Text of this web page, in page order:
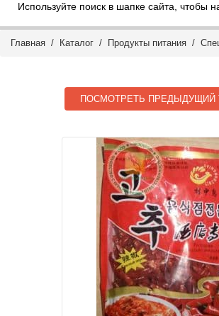
Используйте поиск в шапке сайта, чтобы
Главная / Каталог / Продукты питания /
ПОСМОТРЕТЬ ПРЕДЫДУЩИЙ